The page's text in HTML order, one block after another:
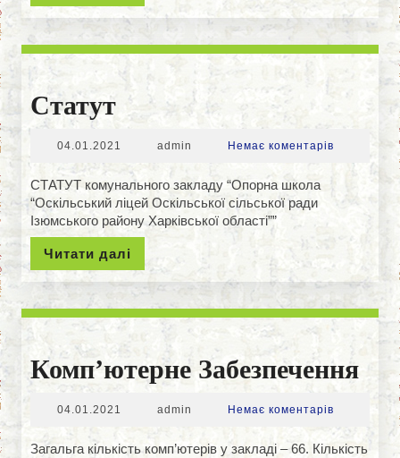
далі
СтатутСтатут
04.01.2021 04.01.2021
admin Немає коментарів
СТАТУТ комунального закладу “Опорна школа
“Оскільський ліцей Оскільської сільської ради
Ізюмського району Харківської області””
Читати далі
далі
Комп’ютерне Забезпечення
04.01.2021 04.01.2021
admin Немає коментарів
Загальга кількість комп’ютерів у закладі – 66. Кількість